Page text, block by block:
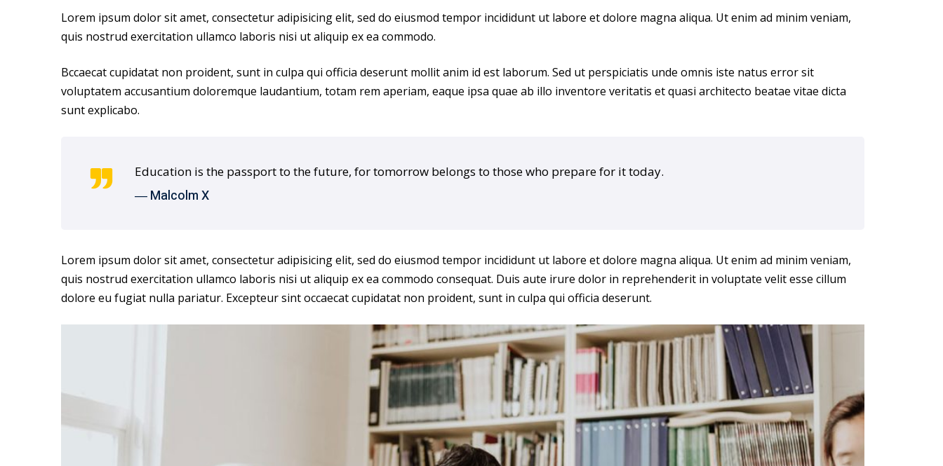
Lorem ipsum dolor sit amet, consectetur adipisicing elit, sed do eiusmod tempor incididunt ut labore et dolore magna aliqua. Ut enim ad minim veniam,
quis nostrud exercitation ullamco laboris nisi ut aliquip ex ea commodo.
Bccaecat cupidatat non proident, sunt in culpa qui officia deserunt mollit anim id est laborum. Sed ut perspiciatis unde omnis iste natus error sit
voluptatem accusantium doloremque laudantium, totam rem aperiam, eaque ipsa quae ab illo inventore veritatis et quasi architecto beatae vitae dicta
sunt explicabo.
Education is the passport to the future, for tomorrow belongs to those who prepare for it today.
― Malcolm X
Lorem ipsum dolor sit amet, consectetur adipisicing elit, sed do eiusmod tempor incididunt ut labore et dolore magna aliqua. Ut enim ad minim veniam,
quis nostrud exercitation ullamco laboris nisi ut aliquip ex ea commodo consequat. Duis aute irure dolor in reprehenderit in voluptate velit esse cillum
dolore eu fugiat nulla pariatur. Excepteur sint occaecat cupidatat non proident, sunt in culpa qui officia deserunt.